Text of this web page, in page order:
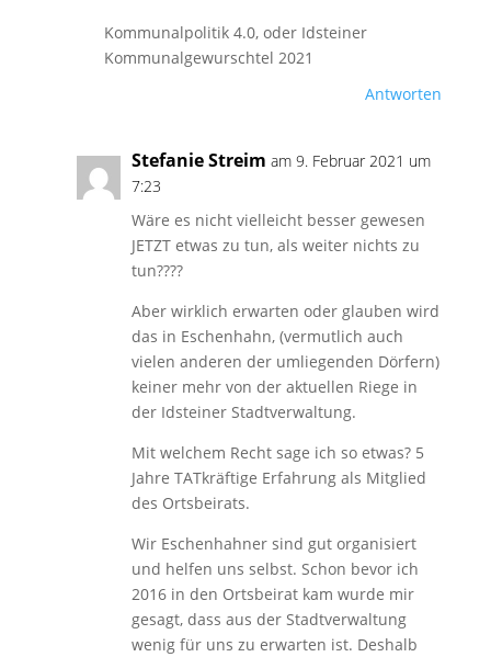
Kommunalpolitik 4.0, oder Idsteiner
Kommunalgewurschtel 2021
Antworten
Stefanie Streim am 9. Februar 2021 um
7:23
Wäre es nicht vielleicht besser gewesen
JETZT etwas zu tun, als weiter nichts zu
tun????
Aber wirklich erwarten oder glauben wird
das in Eschenhahn, (vermutlich auch
vielen anderen der umliegenden Dörfern)
keiner mehr von der aktuellen Riege in
der Idsteiner Stadtverwaltung.
Mit welchem Recht sage ich so etwas? 5
Jahre TATkräftige Erfahrung als Mitglied
des Ortsbeirats.
Wir Eschenhahner sind gut organisiert
und helfen uns selbst. Schon bevor ich
2016 in den Ortsbeirat kam wurde mir
gesagt, dass aus der Stadtverwaltung
wenig für uns zu erwarten ist. Deshalb